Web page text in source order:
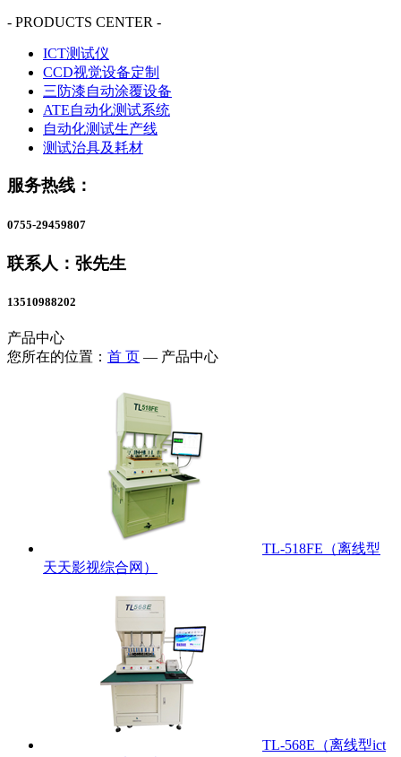
- PRODUCTS CENTER -
ICT测试仪
CCD视觉设备定制
三防漆自动涂覆设备
ATE自动化测试系统
自动化测试生产线
测试治具及耗材
服务热线：
0755-29459807
联系人：张先生
13510988202
产品中心
您所在的位置： 首 页 — 产品中心
TL-518FE（离线型
天天影视综合网）
TL-568E（离线型ict